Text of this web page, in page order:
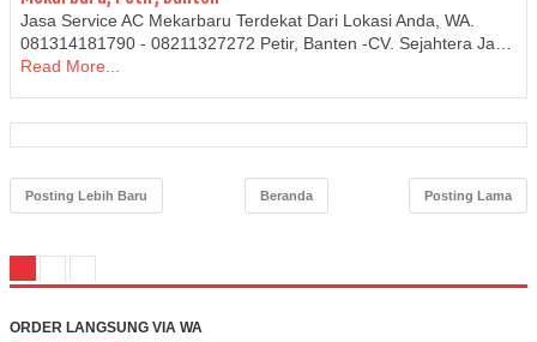
Jasa Service AC Mekarbaru Terdekat Dari Lokasi Anda, WA.
081314181790 - 08211327272 Petir, Banten -CV. Sejahtera Ja…
Read More...
Posting Lebih Baru Posting Lama
Beranda
ORDER LANGSUNG VIA WA